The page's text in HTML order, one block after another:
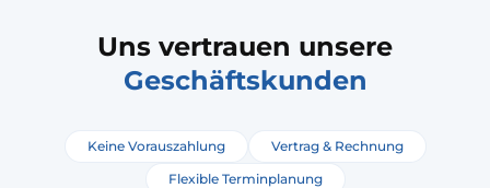
Uns vertrauen unsere
Geschäftskunden
Keine Vorauszahlung
Vertrag & Rechnung
Flexible Terminplanung